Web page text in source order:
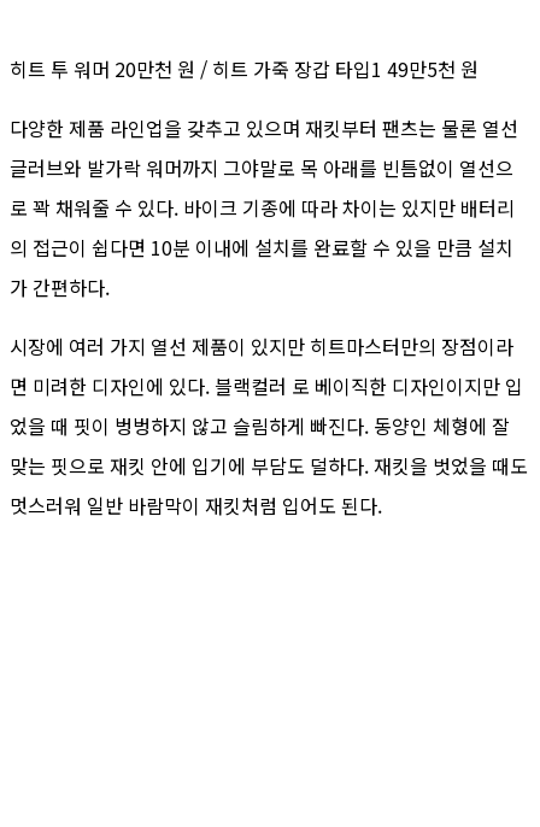
히트 투 워머 20만천 원 / 히트 가죽 장갑 타입1 49만5천 원
다양한 제품 라인업을 갖추고 있으며 재킷부터 팬츠는 물론 열선
글러브와 발가락 워머까지 그야말로 목 아래를 빈틈없이 열선으
로 꽉 채워줄 수 있다. 바이크 기종에 따라 차이는 있지만 배터리
의 접근이 쉽다면 10분 이내에 설치를 완료할 수 있을 만큼 설치
가 간편하다.
시장에 여러 가지 열선 제품이 있지만 히트마스터만의 장점이라
면 미려한 디자인에 있다. 블랙컬러 로 베이직한 디자인이지만 입
었을 때 핏이 벙벙하지 않고 슬림하게 빠진다. 동양인 체형에 잘
맞는 핏으로 재킷 안에 입기에 부담도 덜하다. 재킷을 벗었을 때도
멋스러워 일반 바람막이 재킷처럼 입어도 된다.